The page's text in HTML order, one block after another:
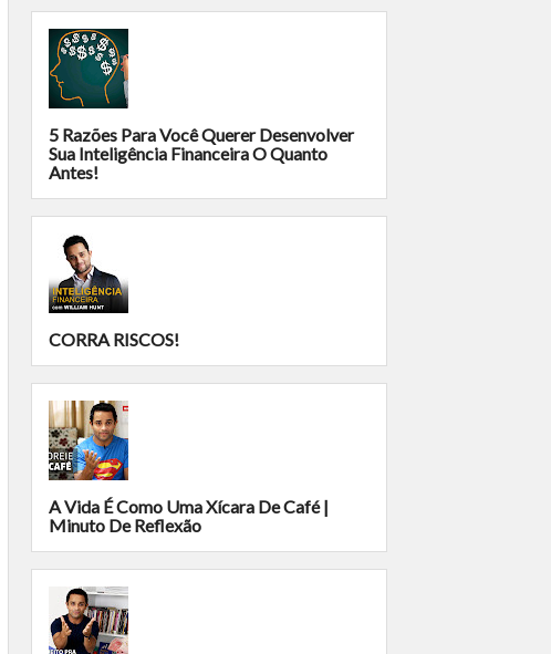
5 Razões Para Você Querer Desenvolver
Sua Inteligência Financeira O Quanto
Antes!
CORRA RISCOS!
A Vida É Como Uma Xícara De Café |
Minuto De Reflexão